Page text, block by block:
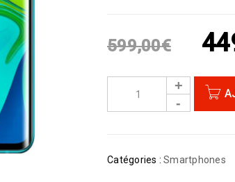
599,00€
Catégories : Smartphones